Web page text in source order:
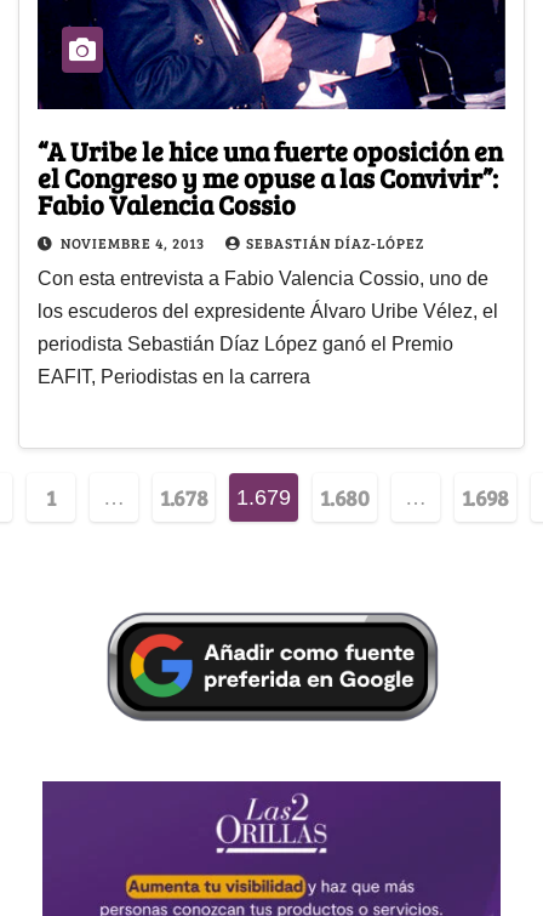
“A Uribe le hice una fuerte oposición en
el Congreso y me opuse a las Convivir”:
Fabio Valencia Cossio
NOVIEMBRE 4, 2013 SEBASTIÁN DÍAZ-LÓPEZ
Con esta entrevista a Fabio Valencia Cossio, uno de
los escuderos del expresidente Álvaro Uribe Vélez, el
periodista Sebastián Díaz López ganó el Premio
EAFIT, Periodistas en la carrera
1 … 1.678 1.679 1.680 … 1.698